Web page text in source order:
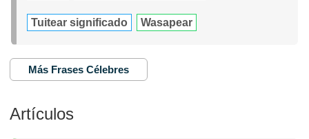
Tuitear significado Wasapear
Más Frases Célebres
Artículos